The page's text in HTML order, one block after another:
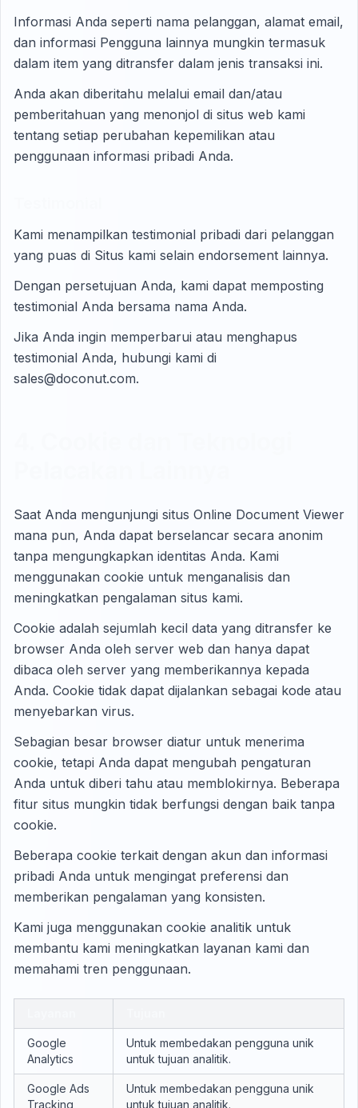
Informasi Anda seperti nama pelanggan, alamat email,
dan informasi Pengguna lainnya mungkin termasuk
dalam item yang ditransfer dalam jenis transaksi ini.
Anda akan diberitahu melalui email dan/atau
pemberitahuan yang menonjol di situs web kami
tentang setiap perubahan kepemilikan atau
penggunaan informasi pribadi Anda.
Kami menampilkan testimonial pribadi dari pelanggan
yang puas di Situs kami selain endorsement lainnya.
Dengan persetujuan Anda, kami dapat memposting
testimonial Anda bersama nama Anda.
Jika Anda ingin memperbarui atau menghapus
testimonial Anda, hubungi kami di
sales@doconut.com.
Saat Anda mengunjungi situs Online Document Viewer
mana pun, Anda dapat berselancar secara anonim
tanpa mengungkapkan identitas Anda. Kami
menggunakan cookie untuk menganalisis dan
meningkatkan pengalaman situs kami.
Cookie adalah sejumlah kecil data yang ditransfer ke
browser Anda oleh server web dan hanya dapat
dibaca oleh server yang memberikannya kepada
Anda. Cookie tidak dapat dijalankan sebagai kode atau
menyebarkan virus.
Sebagian besar browser diatur untuk menerima
cookie, tetapi Anda dapat mengubah pengaturan
Anda untuk diberi tahu atau memblokirnya. Beberapa
fitur situs mungkin tidak berfungsi dengan baik tanpa
cookie.
Beberapa cookie terkait dengan akun dan informasi
pribadi Anda untuk mengingat preferensi dan
memberikan pengalaman yang konsisten.
Kami juga menggunakan cookie analitik untuk
membantu kami meningkatkan layanan kami dan
memahami tren penggunaan.
Google
Analytics
Untuk membedakan pengguna unik
untuk tujuan analitik.
Google Ads
Tracking
Untuk membedakan pengguna unik
untuk tujuan analitik.